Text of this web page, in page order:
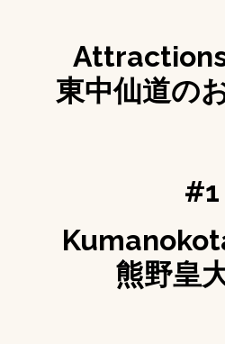
東中仙道の
#1
熊野皇